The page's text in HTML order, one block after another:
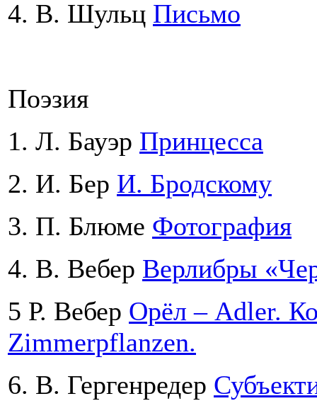
4. В. Шульц Письмо
Поэзия
1. Л. Бауэр Принцесса
2. И. Бер И. Бродскому
3. П. Блюме Фотография
4. В. Вебер Верлибры
5 Р. Вебер Орёл – Adler.
Zimmerpflanzen.
6. В. Гергенредер